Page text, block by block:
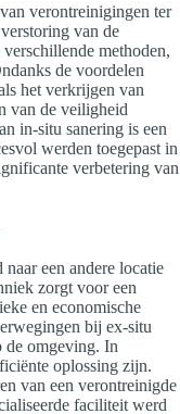
verontreinigingen ter
van de
methoden,
de voordelen
het verkrijgen van
van de veiligheid
in-situ sanering is een
werden toegepast in
verbetering van
een andere locatie
zorgt voor een
en economische
bij ex-situ
de omgeving. In
oplossing zijn.
van een verontreinigde
faciliteit werd